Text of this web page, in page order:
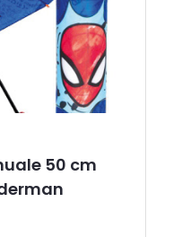
50 cm